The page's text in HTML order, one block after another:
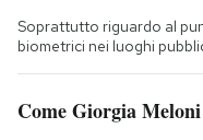
Soprattutto riguardo al
biometrici nei luoghi
Come Giorgia